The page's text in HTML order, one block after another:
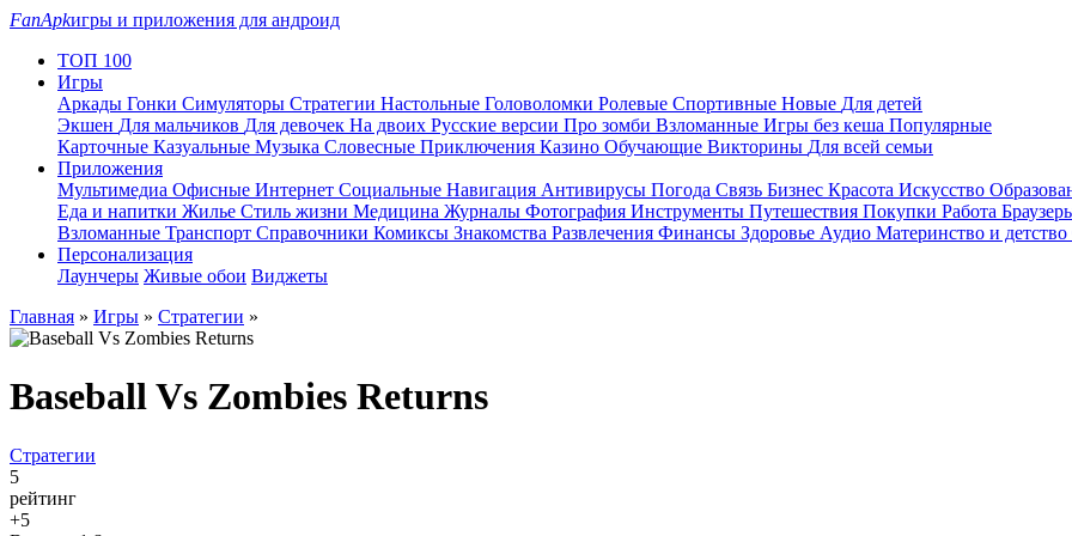
FanApkигры и приложения для андроид
ТОП 100
Игры
Аркады Гонки Симуляторы Стратегии Настольные Головоломки Ролевые Спортивные Новые Для детей
Экшен Для мальчиков Для девочек На двоих Русские версии Про зомби Взломанные Игры без кеша Популярные
Карточные Казуальные Музыка Словесные Приключения Казино Обучающие Викторины Для всей семьи
Приложения
Мультимедиа Офисные Интернет Социальные Навигация Антивирусы Погода Связь Бизнес Красота Искусство
Еда и напитки Жилье Стиль жизни Медицина Журналы Фотография Инструменты Путешествия Покупки Работа
Взломанные Транспорт Справочники Комиксы Знакомства Развлечения Финансы Здоровье Аудио Материнство и детство
Персонализация
Лаунчеры Живые обои Виджеты
Главная » Игры » Стратегии »
Baseball Vs Zombies Returns
Стратегии
5
рейтинг
+5